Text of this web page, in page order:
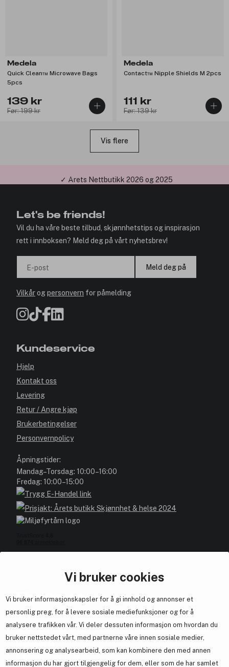
Vi bruker cookies
Vi bruker informasjonskapsler for å gi innhold og annonser et
personlig preg, for å levere sosiale mediefunksjoner og for å
analysere trafikken vår. Vi deler dessuten informasjon om hvordan du
bruker nettstedet vårt, med partnerne våre innen sosiale medier,
annonsering og analysearbeid, som kan kombinere den med annen
informasjon du har gjort tilgjengelig for dem, eller som de har samlet
Medela
Quick Clean™ Microwave Bags
5pcs
139 kr
Før: 199 kr
Medela
Contact™ Nipple Shields M 2pcs
111 kr
Før: 139 kr
Vis flere
Let's be friends!
Vil du ha våre beste tilbud, skjønnhetstips og inspirasjon
rett i innboksen? Meld deg på vårt nyhetsbrev!
E-post Meld deg på
Vilkårogpersonvern for påmelding
Kundeservice
Hjelp
Kontakt oss
Levering
Retur / Angre kjøp
Brukerbetingelser
Personvernpolicy
Åpningstider:
Mandag–Torsdag: 10:00–16:00
Fredag: 10:00–15:00
Blivakker.no
Om oss
Bli medlem helt gratis - få poeng og eksklusive rabattkoder.